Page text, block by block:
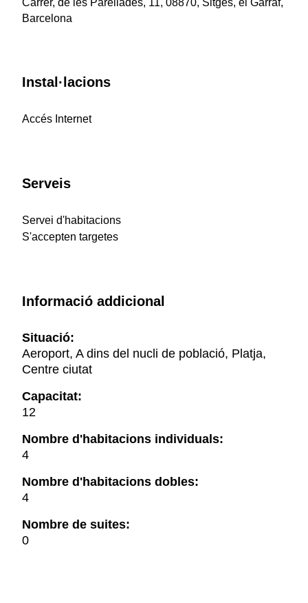
Carrer, de les Parellades, 11, 08870, Sitges, el Garraf,
Barcelona
Instal·lacions
Accés Internet
Serveis
Servei d'habitacions
S'accepten targetes
Informació addicional
Situació:
Aeroport, A dins del nucli de població, Platja,
Centre ciutat
Capacitat:
12
Nombre d'habitacions individuals:
4
Nombre d'habitacions dobles:
4
Nombre de suites:
0